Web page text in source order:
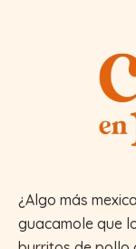
¿Algo más
guacamole que